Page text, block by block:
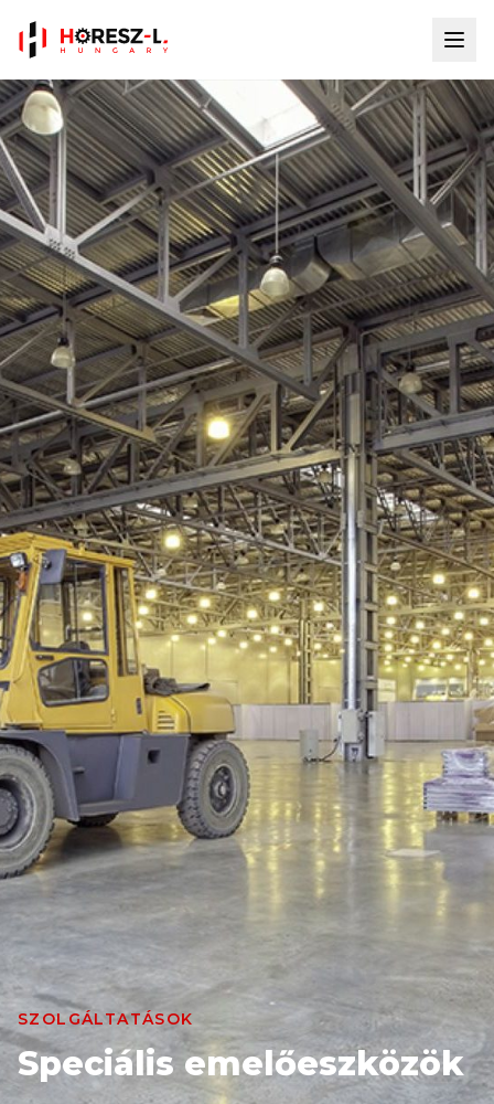
SZOLGÁLTATÁSOK
Speciális emelőeszközök